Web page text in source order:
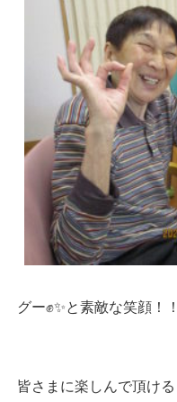
グー✊✨と素敵な笑顔！！
皆さまに楽しんで頂け